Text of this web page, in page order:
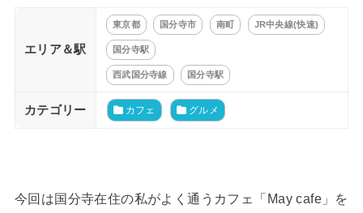
エリア＆駅
東京都 国分寺市 南町 JR中央線(快速)
国分寺駅
西武国分寺線 国分寺駅
カテゴリー カフェ グルメ
今回は国分寺在住の私がよく通うカフェ「May cafe」を